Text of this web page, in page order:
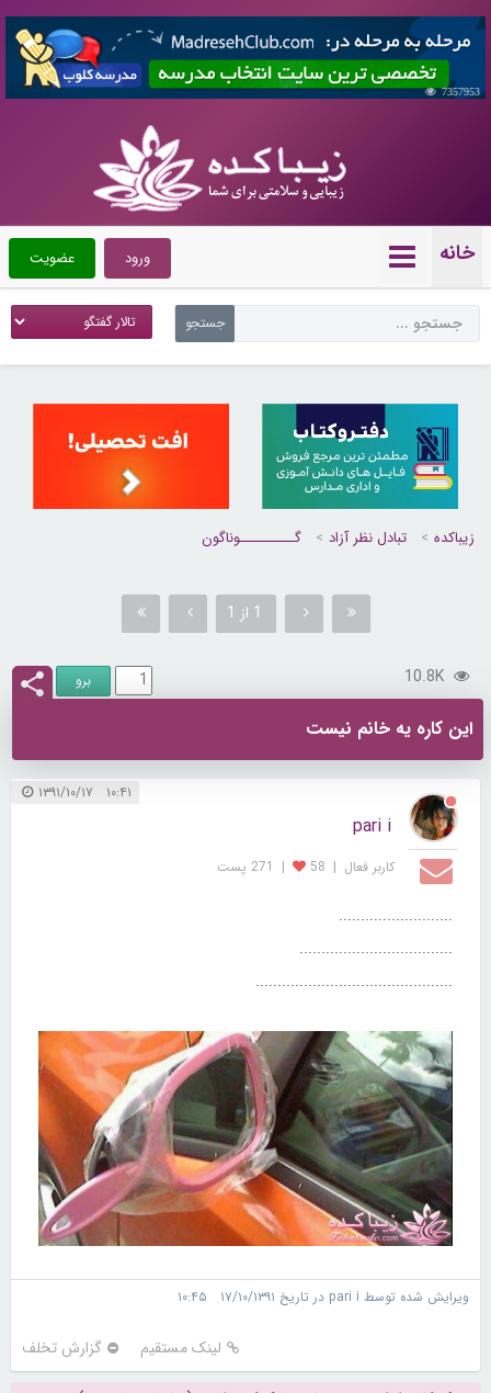
7357953
خانه عضویت ورود
زیباکده تبادل نظر آزاد گــــــــــوناگون
1 از 1
10.8K
این کاره یه خانم نیست
۱۰:۴۱ ۱۳۹۱/۱۰/۱۷
pari i
کاربر فعال |
58
| 271 پست
..........................
...................................
.............................................
ویرایش شده توسط pari i در تاریخ ۱۷/۱۰/۱۳۹۱ ۱۰:۴۵
لینک مستقیم گزارش تخلف